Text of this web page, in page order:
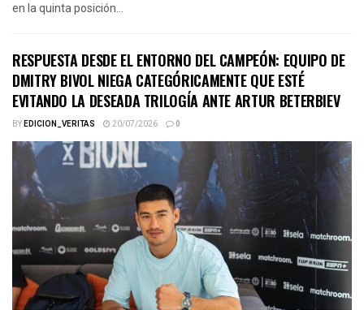
en la quinta posición...
RESPUESTA DESDE EL ENTORNO DEL CAMPEÓN: EQUIPO DE
DMITRY BIVOL NIEGA CATEGÓRICAMENTE QUE ESTÉ
EVITANDO LA DESEADA TRILOGÍA ANTE ARTUR BETERBIEV
BYEDICION_VERITAS 20/07/2026 0